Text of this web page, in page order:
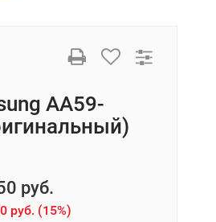
AA59-
руб.
руб. (15%)